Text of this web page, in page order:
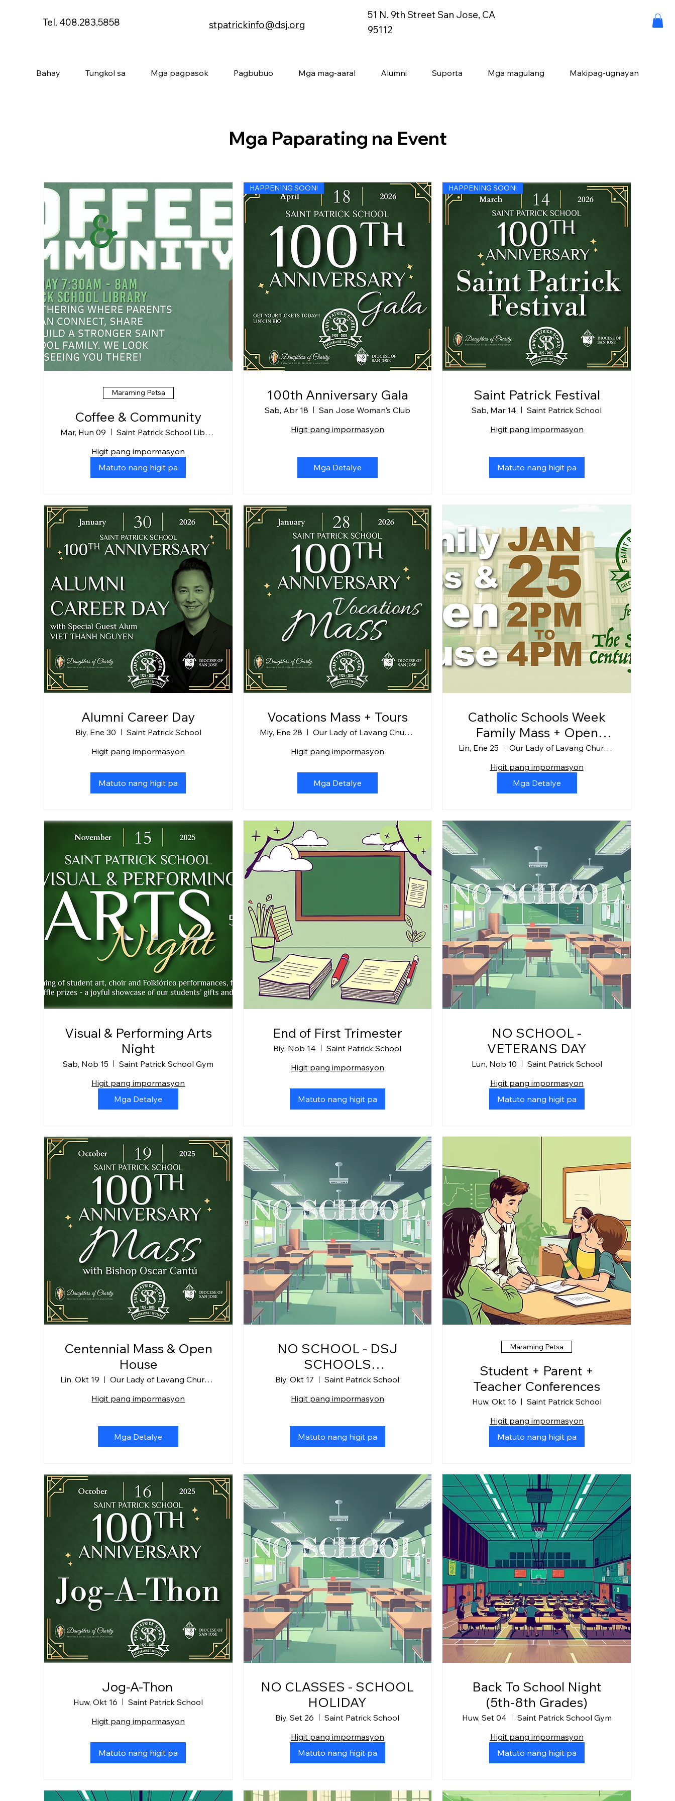
Tel. 408.283.5858 stpatrickinfo@dsj.org
51 N. 9th Street San Jose, CA
95112
Bahay Tungkol sa Mga pagpasok Pagbubuo Mga mag-aaral Alumni Suporta Mga magulang Makipag-ugnayan
Mga Paparating na Event
Maraming Petsa
Coffee & Community
Mar, Hun 09
Saint Patrick School Library
Higit pang impormasyon
Matuto nang higit pa
HAPPENING SOON!
100th Anniversary Gala
Sab, Abr 18
San Jose Woman's Club
Higit pang impormasyon
Mga Detalye
HAPPENING SOON!
Saint Patrick Festival
Sab, Mar 14
Saint Patrick School
Higit pang impormasyon
Matuto nang higit pa
Alumni Career Day
Biy, Ene 30
Saint Patrick School
Higit pang impormasyon
Matuto nang higit pa
Vocations Mass + Tours
Miy, Ene 28
Our Lady of Lavang Church + SPS
Higit pang impormasyon
Mga Detalye
Catholic Schools Week
Family Mass + Open
House
Lin, Ene 25
Our Lady of Lavang Church + SPS
Higit pang impormasyon
Mga Detalye
Visual & Performing Arts
Night
Sab, Nob 15
Saint Patrick School Gym
Higit pang impormasyon
Mga Detalye
End of First Trimester
Biy, Nob 14
Saint Patrick School
Higit pang impormasyon
Matuto nang higit pa
NO SCHOOL -
VETERANS DAY
Lun, Nob 10
Saint Patrick School
Higit pang impormasyon
Matuto nang higit pa
Centennial Mass & Open
House
Lin, Okt 19
Our Lady of Lavang Church + SPS
Higit pang impormasyon
Mga Detalye
NO SCHOOL - DSJ
SCHOOLS
COLLABORATION
Biy, Okt 17
Saint Patrick School
Higit pang impormasyon
Matuto nang higit pa
Maraming Petsa
Student + Parent +
Teacher Conferences
Huw, Okt 16
Saint Patrick School
Higit pang impormasyon
Matuto nang higit pa
Jog-A-Thon
Huw, Okt 16
Saint Patrick School
Higit pang impormasyon
Matuto nang higit pa
NO CLASSES - SCHOOL
HOLIDAY
Biy, Set 26
Saint Patrick School
Higit pang impormasyon
Matuto nang higit pa
Back To School Night
(5th-8th Grades)
Huw, Set 04
Saint Patrick School Gym
Higit pang impormasyon
Matuto nang higit pa